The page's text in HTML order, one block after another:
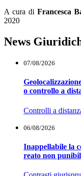
A cura diFrancesca
2020
News
07/08/2026
o controllo a
Controlli a
06/08/2026
Inappellabile la
reato non